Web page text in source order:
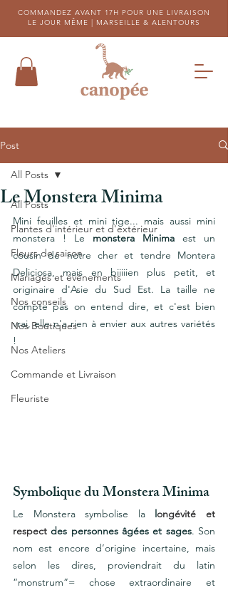
COMMANDEZ AVANT 17H POUR UNE LIVRAISON
LE JOUR MÊME | MARSEILLE & ALENTOURS
Post
All Posts
Plantes d'intérieur et d'extérieur
Fleurs de saison
Mariages et évènements
Nos conseils
Nos Boutiques
Nos Ateliers
Commande et Livraison
Fleuriste
All Posts
Le Monstera Minima
Mini feuilles et mini tige... mais aussi mini
monstera ! Le
monstera Minima est un
cousin de notre cher et tendre Montera
Deliciosa, mais en biiiiien plus petit, et
originaire d'Asie du Sud Est. La taille ne
compte pas on entend dire, et c'est bien
vrai, elle n'a rien à envier aux autres variétés
!
Symbolique du Monstera Minima
Le Monstera symbolise la longévité et
respect des personnes âgées et sages. Son
nom est encore d’origine incertaine, mais
selon les dires, proviendrait du latin
“monstrum”= chose extraordinaire et